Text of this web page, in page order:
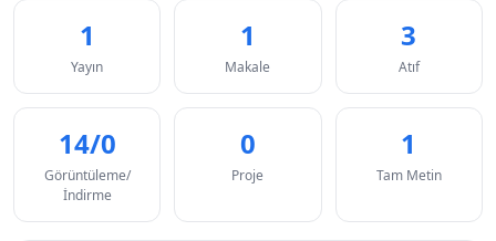
1
Yayın
1
Makale
3
Atıf
14/0
Görüntüleme/
İndirme
0
Proje
1
Tam Metin